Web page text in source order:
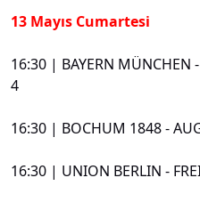
13 Mayıs Cumartesi
16:30 | BAYERN MÜNCHEN
4
16:30 | BOCHUM 1848 -
16:30 | UNION BERLIN -